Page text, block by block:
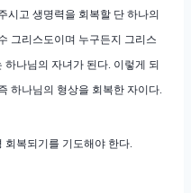
시고 생명력을 회복할 단 하나의
그리스도이며 누구든지 그리스
나님의 자녀가 된다. 이렇게 되
하나님의 형상을 회복한 자이다.
회복되기를 기도해야 한다.